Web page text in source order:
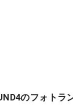
のフォトラ